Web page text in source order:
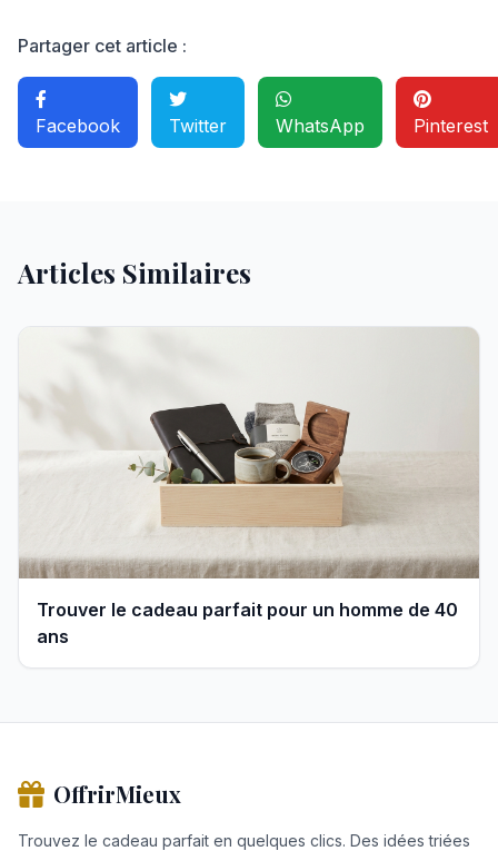
Partager cet article :
Facebook Twitter WhatsApp Pinterest
Articles Similaires
Trouver le cadeau parfait pour un homme de 40
ans
OffrirMieux
Trouvez le cadeau parfait en quelques clics. Des idées triées